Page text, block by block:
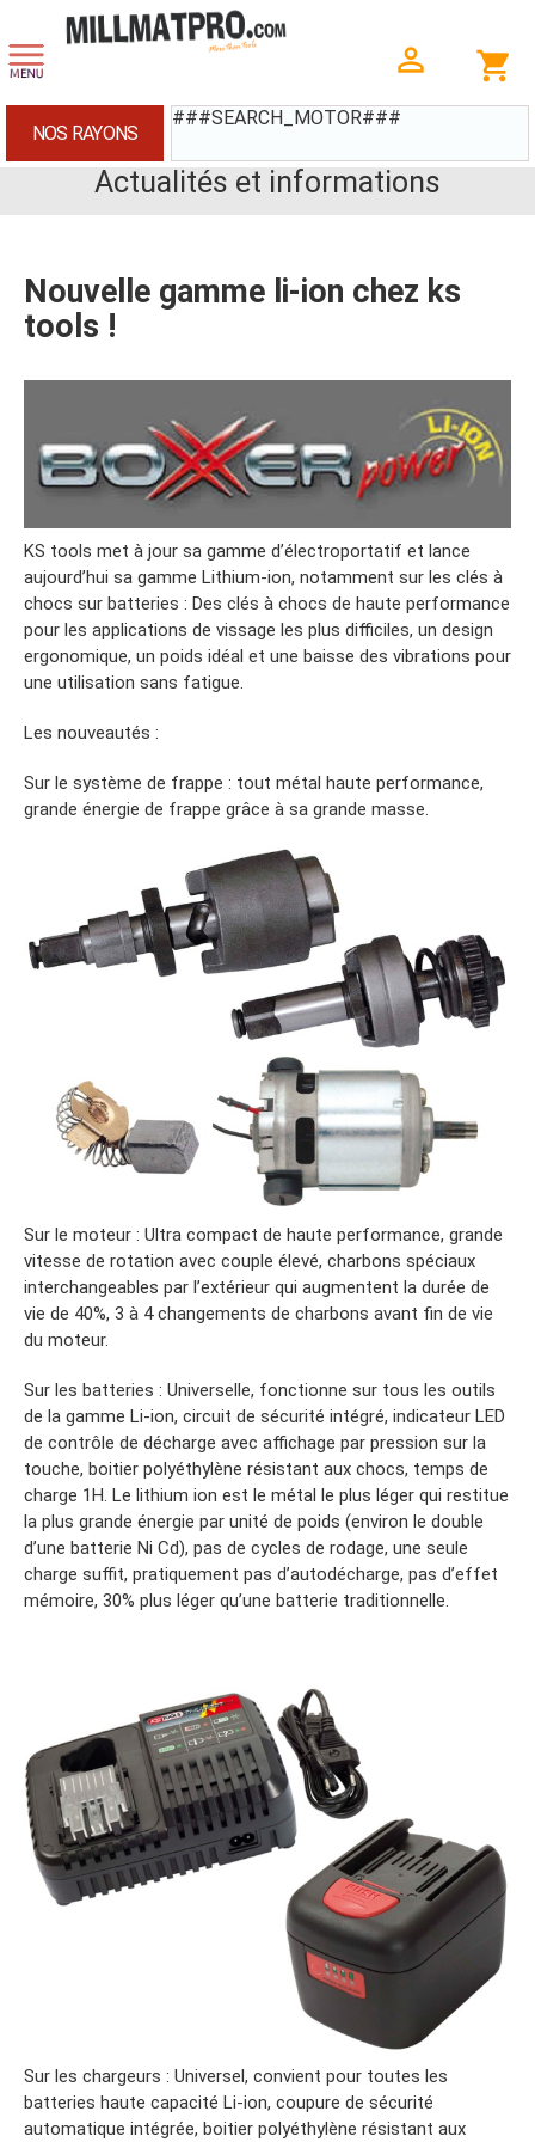
###SEARCH_MOTOR###
NOS RAYONS
Actualités et informations
Nouvelle gamme li-ion chez ks
tools !
KS tools met à jour sa gamme d’électroportatif et lance
aujourd’hui sa gamme Lithium-ion, notamment sur les clés à
chocs sur batteries : Des clés à chocs de haute performance
pour les applications de vissage les plus difficiles, un design
ergonomique, un poids idéal et une baisse des vibrations pour
une utilisation sans fatigue.
Les nouveautés :
Sur le système de frappe : tout métal haute performance,
grande énergie de frappe grâce à sa grande masse.
Sur le moteur : Ultra compact de haute performance, grande
vitesse de rotation avec couple élevé, charbons spéciaux
interchangeables par l’extérieur qui augmentent la durée de
vie de 40%, 3 à 4 changements de charbons avant fin de vie
du moteur.
Sur les batteries : Universelle, fonctionne sur tous les outils
de la gamme Li-ion, circuit de sécurité intégré, indicateur LED
de contrôle de décharge avec affichage par pression sur la
touche, boitier polyéthylène résistant aux chocs, temps de
charge 1H. Le lithium ion est le métal le plus léger qui restitue
la plus grande énergie par unité de poids (environ le double
d’une batterie Ni Cd), pas de cycles de rodage, une seule
charge suffit, pratiquement pas d’autodécharge, pas d’effet
mémoire, 30% plus léger qu’une batterie traditionnelle.
Sur les chargeurs : Universel, convient pour toutes les
batteries haute capacité Li-ion, coupure de sécurité
automatique intégrée, boitier polyéthylène résistant aux